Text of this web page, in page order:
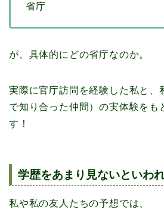
省庁
が、具体的にどの省庁なのか。
実際に官庁訪問を経験した私と、
で知り合った仲間）の実体験をも
す！
学歴をあまり見ないといわ
私や私の友人たちの予想では、